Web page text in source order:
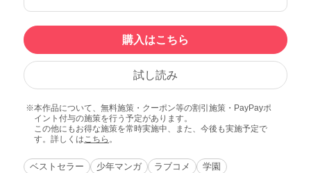
購入はこちら
試し読み
本作品について、無料施策・クーポン等の割引施策・PayPayポ
イント付与の施策を行う予定があります。
この他にもお得な施策を常時実施中、また、今後も実施予定で
す。詳しくはこちら 。
ベストセラー 少年マンガ ラブコメ
学園